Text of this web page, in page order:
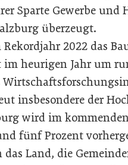
Sparte Gewerbe und
überzeugt.
2022 das
heurigen Jahr um
insbesondere der
wird im
fünf Prozent
Land, die